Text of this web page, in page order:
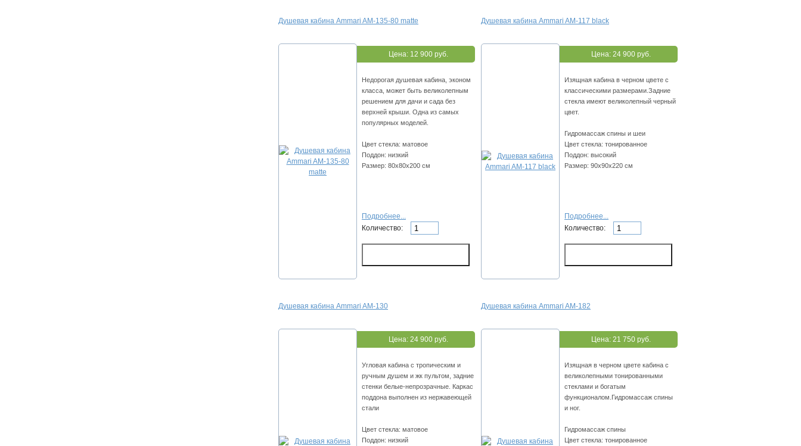
Душевая кабина Ammari AM-135-80 matte
Цена: 12 900 руб.
Недорогая душевая кабина, эконом
класса, может быть великолепным
решением для дачи и сада без
верхней крыши. Одна из самых
популярных моделей.
Цвет стекла: матовое
Поддон: низкий
Размер: 80х80х200 см
Подробнее...
Количество:
Душевая кабина Ammari AM-117 black
Цена: 24 900 руб.
Изящная кабина в черном цвете с
классическими размерами.Задние
стекла имеют великолепный черный
цвет.
Гидромассаж спины и шеи
Цвет стекла: тонированное
Поддон: высокий
Размер: 90x90х220 см
Подробнее...
Количество:
Душевая кабина Ammari AM-130
Цена: 24 900 руб.
Угловая кабина с тропическим и
ручным душем и жк пультом, задние
стенки белые-непрозрачные. Каркас
поддона выполнен из нержавеющей
стали
Цвет стекла: матовое
Поддон: низкий
Душевая кабина Ammari AM-182
Цена: 21 750 руб.
Изящная в черном цвете кабина с
великолепными тонированными
стеклами и богатым
функционалом.Гидромассаж спины
и ног.
Гидромассаж спины
Цвет стекла: тонированное